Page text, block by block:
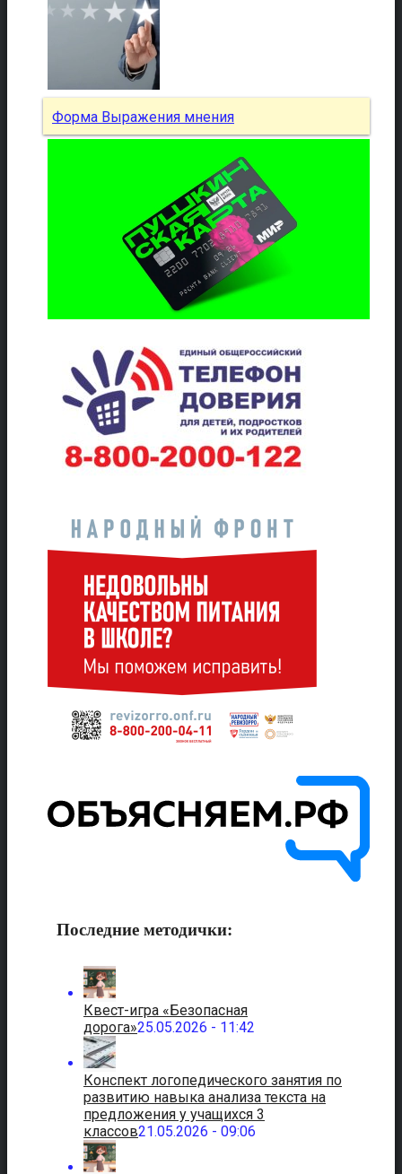
Форма Выражения мнения
Последние методички:
Квест-игра «Безопасная
дорога»25.05.2026 - 11:42
Конспект логопедического занятия по
развитию навыка анализа текста на
предложения у учащихся 3
классов21.05.2026 - 09:06